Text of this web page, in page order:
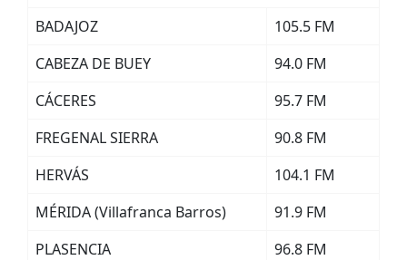
BADAJOZ
105.5 FM
CABEZA DE BUEY
94.0 FM
CÁCERES
95.7 FM
FREGENAL SIERRA
90.8 FM
HERVÁS
104.1 FM
MÉRIDA (Villafranca Barros)
91.9 FM
PLASENCIA
96.8 FM